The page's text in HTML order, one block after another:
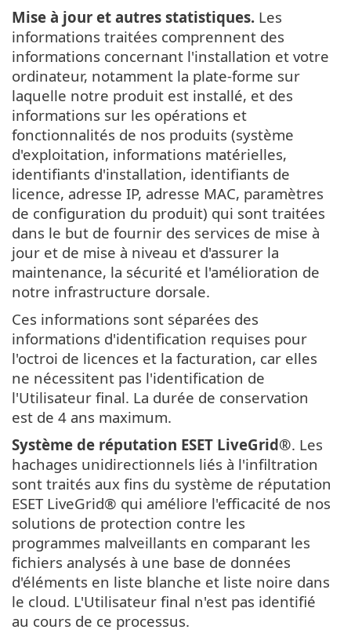
Mise à jour et autres statistiques. Les
informations traitées comprennent des
informations concernant l'installation et votre
ordinateur, notamment la plate-forme sur
laquelle notre produit est installé, et des
informations sur les opérations et
fonctionnalités de nos produits (système
d'exploitation, informations matérielles,
identifiants d'installation, identifiants de
licence, adresse IP, adresse MAC, paramètres
de configuration du produit) qui sont traitées
dans le but de fournir des services de mise à
jour et de mise à niveau et d'assurer la
maintenance, la sécurité et l'amélioration de
notre infrastructure dorsale.
Ces informations sont séparées des
informations d'identification requises pour
l'octroi de licences et la facturation, car elles
ne nécessitent pas l'identification de
l'Utilisateur final. La durée de conservation
est de 4 ans maximum.
Système de réputation ESET LiveGrid®. Les
hachages unidirectionnels liés à l'infiltration
sont traités aux fins du système de réputation
ESET LiveGrid® qui améliore l'efficacité de nos
solutions de protection contre les
programmes malveillants en comparant les
fichiers analysés à une base de données
d'éléments en liste blanche et liste noire dans
le cloud. L'Utilisateur final n'est pas identifié
au cours de ce processus.